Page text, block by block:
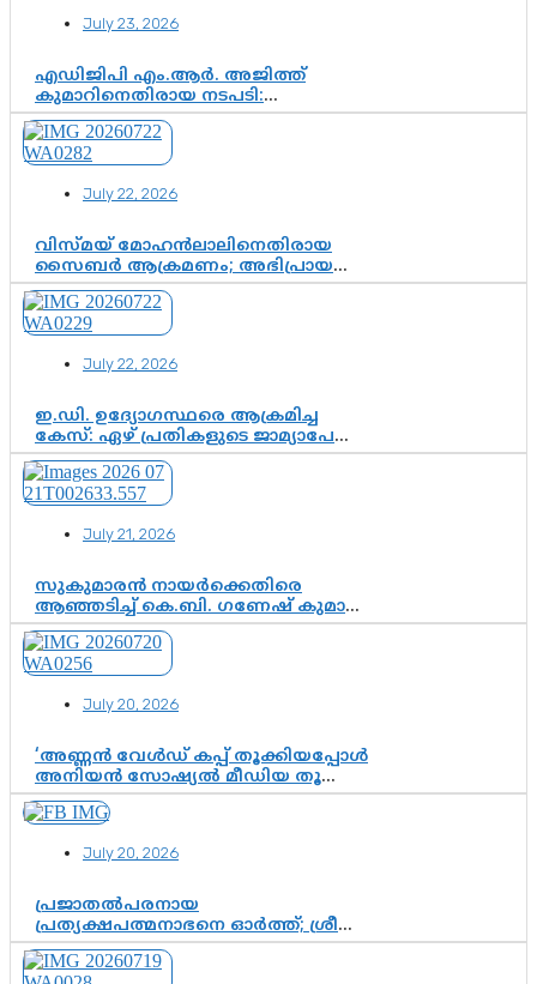
വഴിത്തിരിവ്
July 23, 2026
എഡിജിപി എം.ആർ. അജിത്ത്
കുമാറിനെതിരായ നടപടി:
സസ്പെൻഷനിൽ ഒതുങ്ങുമോ,
അതോ കൂടുതൽ കടുത്ത
നടപടികളിലേക്കോ?
July 22, 2026
വിസ്മയ് മോഹൻലാലിനെതിരായ
സൈബർ ആക്രമണം; അഭിപ്രായ
സ്വാതന്ത്ര്യത്തെ നിശ്ശബ്ദമാക്കുന്ന
ഡിജിറ്റൽ ഗുണ്ടായിസത്തിന് അറുതി
വേണം
July 22, 2026
ഇ.ഡി. ഉദ്യോഗസ്ഥരെ ആക്രമിച്ച
കേസ്: ഏഴ് പ്രതികളുടെ ജാമ്യാപേക്ഷ
വീണ്ടും തള്ളി; അന്വേഷണം തുടരാൻ
കോടതി അനുമതി
July 21, 2026
സുകുമാരൻ നായർക്കെതിരെ
ആഞ്ഞടിച്ച് കെ.ബി. ഗണേഷ് കുമാർ,
വി.ഡി. സതീശന് പൂർണ പിന്തുണ
July 20, 2026
‘അണ്ണൻ വേൾഡ് കപ്പ് തൂക്കിയപ്പോൾ
അനിയൻ സോഷ്യൽ മീഡിയ തൂക്കി’;
ലാമിൻ യമാലിന്റെ
കിരീടധാരണത്തിനിടെ
ചുണക്കുട്ടൻ
July 20, 2026
പ്രജാതൽപരനായ
പ്രത്യക്ഷപത്മനാഭനെ ഓർത്ത്; ശ്രീ
ചിത്തിര തിരുനാൾ മഹാരാജാവിന്റെ
35-ാം നാടുനീങ്ങൽ ദിനം ഇന്ന്